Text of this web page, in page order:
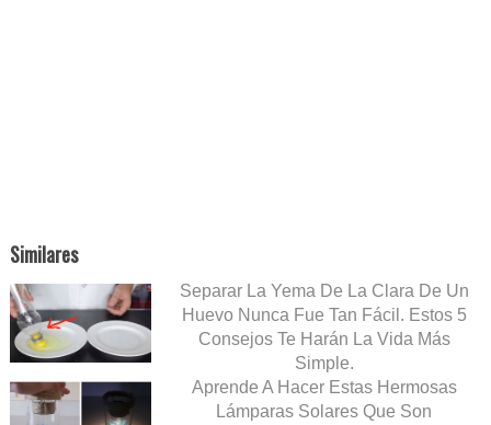
Similares
Separar La Yema De La Clara De Un
Huevo Nunca Fue Tan Fácil. Estos 5
Consejos Te Harán La Vida Más
Simple.
Aprende A Hacer Estas Hermosas
Lámparas Solares Que Son